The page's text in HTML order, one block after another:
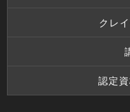
クレ
認定